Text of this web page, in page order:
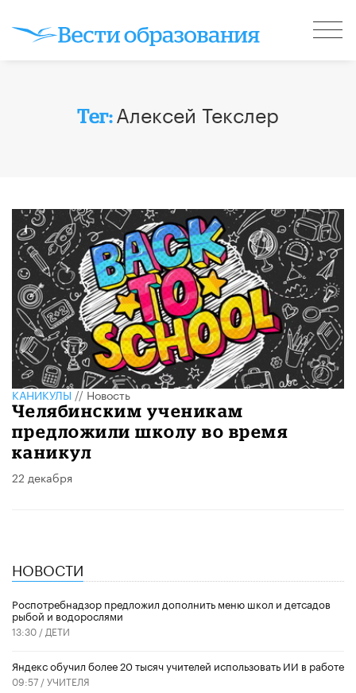
Тег: Алексей Текслер
КАНИКУЛЫ//Новость
Челябинским ученикам
предложили школу во время
каникул
22 декабря
НОВОСТИ
Роспотребнадзор предложил дополнить меню школ и детсадов
рыбой и водорослями
13:30 / ДЕТИ
​Яндекс обучил более 20 тысяч учителей использовать ИИ в работе
09:57 /УЧИТЕЛЯ